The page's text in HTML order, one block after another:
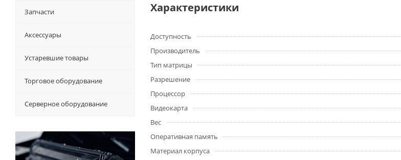
Характеристики
Доступность
Производитель
Тип матрицы
Разрешение
Процессор
Видеокарта
Вес
Оперативная память
Материал корпуса
Запчасти
Аксессуары
Устаревшие товары
Торговое оборудование
Серверное оборудование